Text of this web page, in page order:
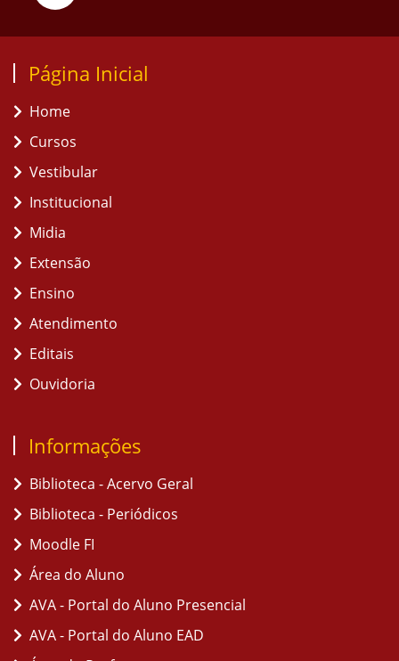
Página Inicial
Home
Cursos
Vestibular
Institucional
Midia
Extensão
Ensino
Atendimento
Editais
Ouvidoria
Informações
Biblioteca - Acervo Geral
Biblioteca - Periódicos
Moodle FI
Área do Aluno
AVA - Portal do Aluno Presencial
AVA - Portal do Aluno EAD